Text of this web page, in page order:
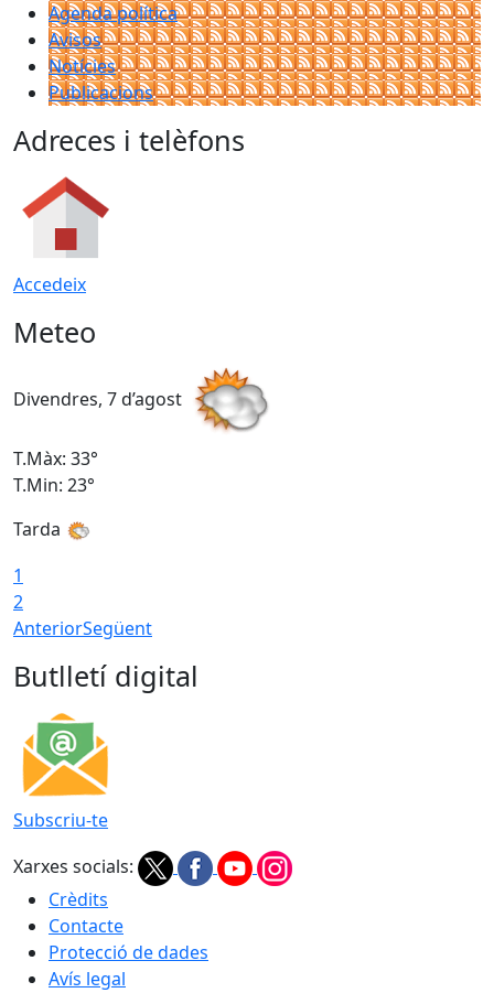
Agenda política
Avisos
Notícies
Publicacions
Adreces i telèfons
Accedeix
Meteo
Divendres, 7 d’agost
T.Màx: 33°
T.Min: 23°
Tarda
1
2
AnteriorSegüent
Butlletí digital
Subscriu-te
Xarxes socials:
Crèdits
Contacte
Protecció de dades
Avís legal